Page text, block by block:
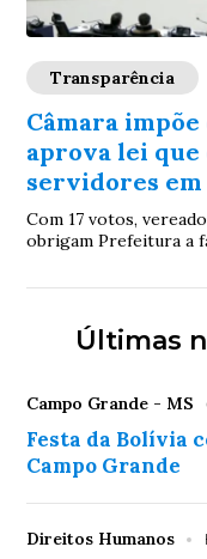
Transparência
Câmara
aprova lei que
servidores em
Com 17 votos,
obrigam Prefeitura a
Últimas
Campo Grande - MS
Festa da Bolívia
Campo Grande
Direitos Humanos